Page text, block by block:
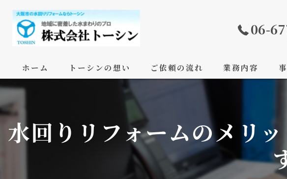
06-
ホーム トーシンの想い ご依頼の流れ 業務内容
水回りリフォームのメリ